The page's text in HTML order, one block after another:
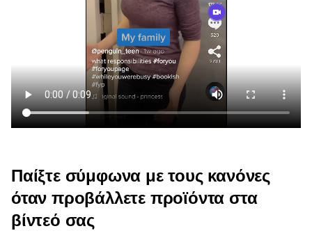
Παίξτε σύμφωνα με τους κανόνες
όταν προβάλλετε προϊόντα στα
βίντεό σας